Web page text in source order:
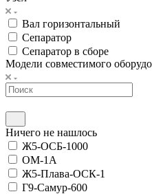
Вал горизонтальный
Сепаратор
Сепаратор в сборе
Модели совместимого
Ничего не нашлось
Ж5-ОСБ-1000
ОМ-1А
Ж5-Плава-ОСК-1
Г9-Самур-600